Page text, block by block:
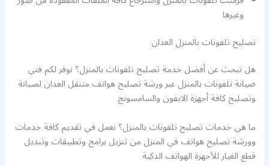
وغيرها
تصليح تلفونات بالمنزل العدان
هل تبحث عن أفضل خدمة تصليح تلفونات بالمنزل؟ نوفر لكم فني
صيانة تلفونات بالمنزل عبر ورشة تصليح هواتف متنقل العدان لصيانة
وتصليح كافة أجهزة الايفون والسامسونج
ما هي خدمات تصليح تلفونات بالمنزل؟ نعمل في تقديم كافة خدمات
وورشة تصليح هواتف في المنزل من تنزيل برامج وتطبيقات وتبديل
قطع الغيار للأجهزة الهواتف الذكية